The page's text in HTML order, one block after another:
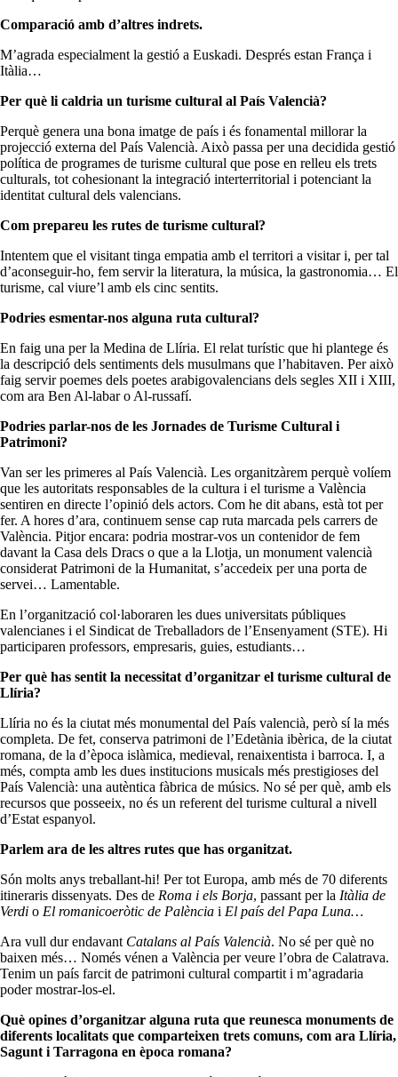
Comparació amb d’altres indrets.
M’agrada especialment la gestió a Euskadi. Després estan França i
Itàlia…
Per què li caldria un turisme cultural al País Valencià?
Perquè genera una bona imatge de país i és fonamental millorar la
projecció externa del País Valencià. Això passa per una decidida gestió
política de programes de turisme cultural que pose en relleu els trets
culturals, tot cohesionant la integració interterritorial i potenciant la
identitat cultural dels valencians.
Com prepareu les rutes de turisme cultural?
Intentem que el visitant tinga empatia amb el territori a visitar i, per tal
d’aconseguir-ho, fem servir la literatura, la música, la gastronomia… El
turisme, cal viure’l amb els cinc sentits.
Podries esmentar-nos alguna ruta cultural?
En faig una per la Medina de Llíria. El relat turístic que hi plantege és
la descripció dels sentiments dels musulmans que l’habitaven. Per això
faig servir poemes dels poetes arabigovalencians dels segles XII i XIII,
com ara Ben Al-labar o Al-russafí.
Podries parlar-nos de les Jornades de Turisme Cultural i
Patrimoni?
Van ser les primeres al País Valencià. Les organitzàrem perquè volíem
que les autoritats responsables de la cultura i el turisme a València
sentiren en directe l’opinió dels actors. Com he dit abans, està tot per
fer. A hores d’ara, continuem sense cap ruta marcada pels carrers de
València. Pitjor encara: podria mostrar-vos un contenidor de fem
davant la Casa dels Dracs o que a la Llotja, un monument valencià
considerat Patrimoni de la Humanitat, s’accedeix per una porta de
servei… Lamentable.
En l’organització col·laboraren les dues universitats públiques
valencianes i el Sindicat de Treballadors de l’Ensenyament (STE). Hi
participaren professors, empresaris, guies, estudiants…
Per què has sentit la necessitat d’organitzar el turisme cultural de
Llíria?
Llíria no és la ciutat més monumental del País valencià, però sí la més
completa. De fet, conserva patrimoni de l’Edetània ibèrica, de la ciutat
romana, de la d’època islàmica, medieval, renaixentista i barroca. I, a
més, compta amb les dues institucions musicals més prestigioses del
País Valencià: una autèntica fàbrica de músics. No sé per què, amb els
recursos que posseeix, no és un referent del turisme cultural a nivell
d’Estat espanyol.
Parlem ara de les altres rutes que has organitzat.
Són molts anys treballant-hi! Per tot Europa, amb més de 70 diferents
itineraris dissenyats. Des de Roma i els Borja, passant per la Itàlia de
Verdi o El romanicoeròtic de Palència i El país del Papa Luna…
Ara vull dur endavantCatalans al País Valencià. No sé per què no
baixen més… Només vénen a València per veure l’obra de Calatrava.
Tenim un país farcit de patrimoni cultural compartit i m’agradaria
poder mostrar-los-el.
Què opines d’organitzar alguna ruta que reunesca monuments de
diferents localitats que comparteixen trets comuns, com ara Llíria,
Sagunt i Tarragona en època romana?